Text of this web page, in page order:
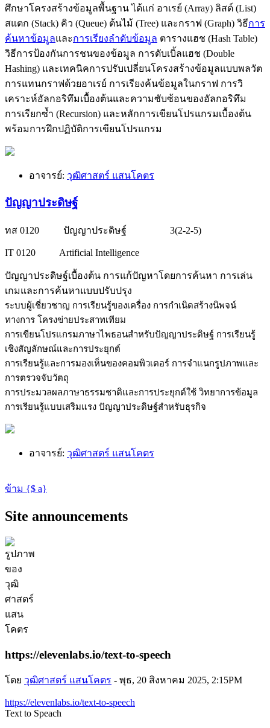
ศึกษาโครงสร้างข้อมูลพื้นฐาน ได้แก่ อาเรย์ (Array) ลิสต์ (List)
สแตก (Stack) คิว (Queue) ต้นไม้ (Tree) และกราฟ (Graph) วิธีการ
ค้นหาข้อมูลและการเรียงลำดับข้อมูล ตารางแฮช (Hash Table)
วิธีการป้องกันการชนของข้อมูล การดับเบิ้ลแฮช (Double
Hashing) และเทคนิคการปรับเปลี่ยนโครงสร้างข้อมูลแบบพลวัต
การแทนกราฟด้วยอาเรย์ การเรียงค้นข้อมูลในกราฟ การวิ
เคราะห์อัลกอริทึมเบื้องต้นและความซับซ้อนของอัลกอริทึม
การเรียกซ้ำ (Recursion) และหลักการเขียนโปรแกรมเบื้องต้น
พร้อมการฝึกปฏิบัติการเขียนโปรแกรม
อาจารย์: วุฒิศาสตร์ แสนโคตร
ปัญญาประดิษฐ์
ทส 0120 ปัญญาประดิษฐ์ 3(2-2-5)
IT 0120 Artificial Intelligence
ปัญญาประดิษฐ์เบื้องต้น การแก้ปัญหาโดยการค้นหา การเล่น
เกมและการค้นหาแบบปรับปรุง
ระบบผู้เชี่ยวชาญ การเรียนรู้ของเครื่อง การกำเนิดสร้างนิพจน์
ทางการ โครงข่ายประสาทเทียม
การเขียนโปรแกรมภาษาไพธอนสำหรับปัญญาประดิษฐ์ การเรียนรู้
เชิงสัญลักษณ์และการประยุกต์
การเรียนรู้และการมองเห็นของคอมพิวเตอร์ การจำแนกรูปภาพและ
การตรวจจับวัตถุ
การประมวลผลภาษาธรรมชาติและการประยุกต์ใช้ วิทยาการข้อมูล
การเรียนรู้แบบเสริมแรง ปัญญาประดิษฐ์สำหรับธุรกิจ
อาจารย์: วุฒิศาสตร์ แสนโคตร
ข้าม {$ a}
Site announcements
https://elevenlabs.io/text-to-speech
โดย วุฒิศาสตร์ แสนโคตร - พุธ, 20 สิงหาคม 2025, 2:15PM
https://elevenlabs.io/text-to-speech
Text to Speach